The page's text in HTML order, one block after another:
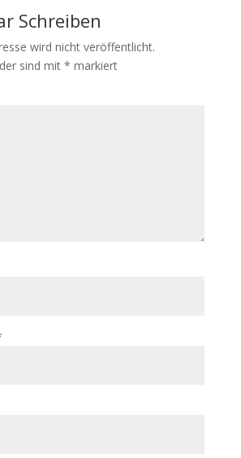
Schreiben
wird nicht veröffentlicht.
sind mit * markiert